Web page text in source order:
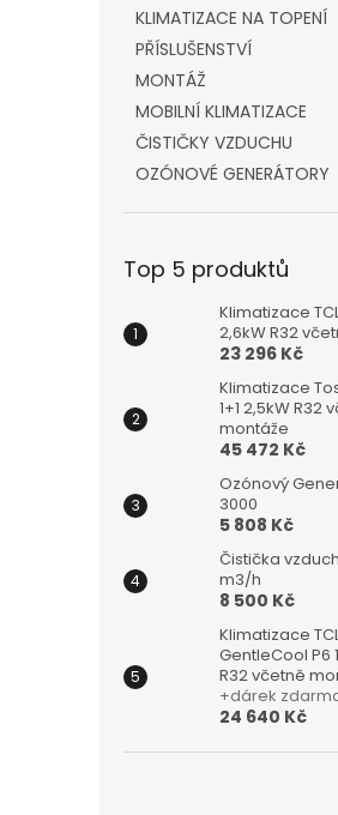
KLIMATIZACE NA TOPENÍ
PŘÍSLUŠENSTVÍ
MONTÁŽ
MOBILNÍ KLIMATIZACE
ČISTIČKY VZDUCHU
OZÓNOVÉ GENERÁTORY
Top 5 produktů
Klimatizace TCL
2,6kW R32
23 296 Kč
Klimatizace
1+1 2,5kW R32
montáže
45 472 Kč
Ozónový
3000
5 808 Kč
Čistička
m3/h
8 500 Kč
Klimatizace
GentleCool P6
R32 včetně
+dárek
24 640 Kč